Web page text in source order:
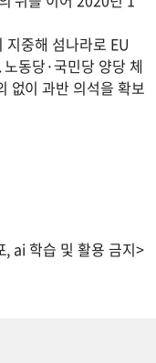
중해 섬나라로 EU
동당·국민당 양당 체
없이 과반 의석을 확보
ai 학습 및 활용 금지>